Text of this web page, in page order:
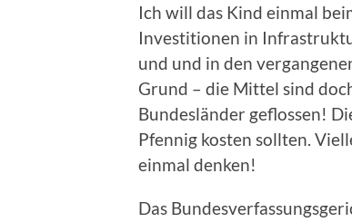
Ich will das Kind einmal
Investitionen in
und und in den
Grund – die Mittel sind
Bundesländer geflossen!
Pfennig kosten sollten.
einmal denken!
Das